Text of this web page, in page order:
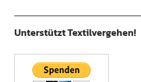
Unterstützt Textilvergehen!